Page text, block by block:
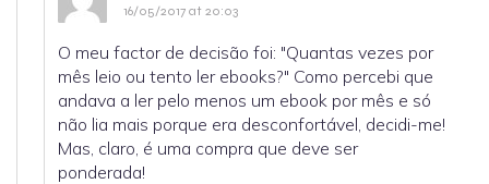
16/05/2017 at 20:03
O meu factor de decisão foi: "Quantas vezes por
mês leio ou tento ler ebooks?" Como percebi que
andava a ler pelo menos um ebook por mês e só
não lia mais porque era desconfortável, decidi-me!
Mas, claro, é uma compra que deve ser
ponderada!